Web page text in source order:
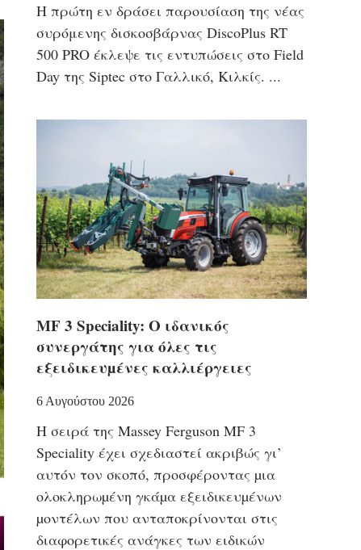
Η πρώτη εν δράσει παρουσίαση της νέας
συρόμενης δισκοσβάρνας DiscoPlus RT
500 PRO έκλεψε τις εντυπώσεις στο Field
Day της Siptec στο Γαλλικό, Κιλκίς.
MF 3 Speciality: Ο ιδανικός
συνεργάτης για όλες τις
εξειδικευµένες καλλιέργειες
6 Αυγούστου 2026
Η σειρά της Massey Ferguson MF 3
Speciality έχει σχεδιαστεί ακριβώς γι’
αυτόν τον σκοπό, προσφέροντας µια
ολοκληρωµένη γκάµα εξειδικευµένων
µοντέλων που ανταποκρίνονται στις
διαφορετικές ανάγκες των ειδικών